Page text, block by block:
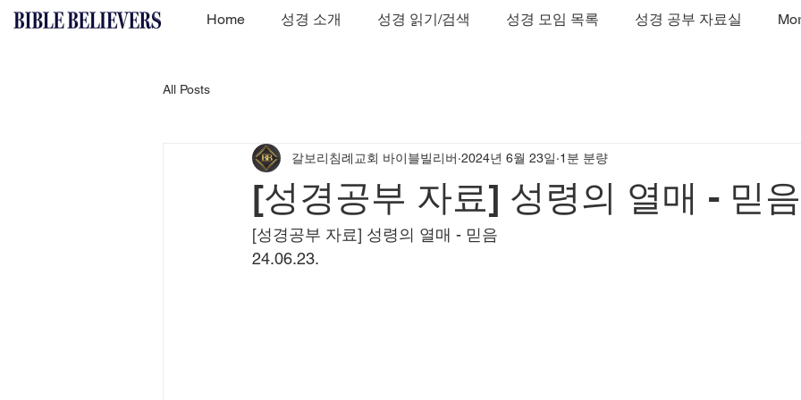
Home 성경 소개 성경 읽기/검색 성경 모임 목록 성경 공부 자료실
All Posts
[성경공부 자료] 성령의 열매 - 믿음
갈보리침례교회 바이블빌리버 2024년 6월 23일 1분 분량
[성경공부 자료] 성령의 열매 - 믿음
24.06.23.